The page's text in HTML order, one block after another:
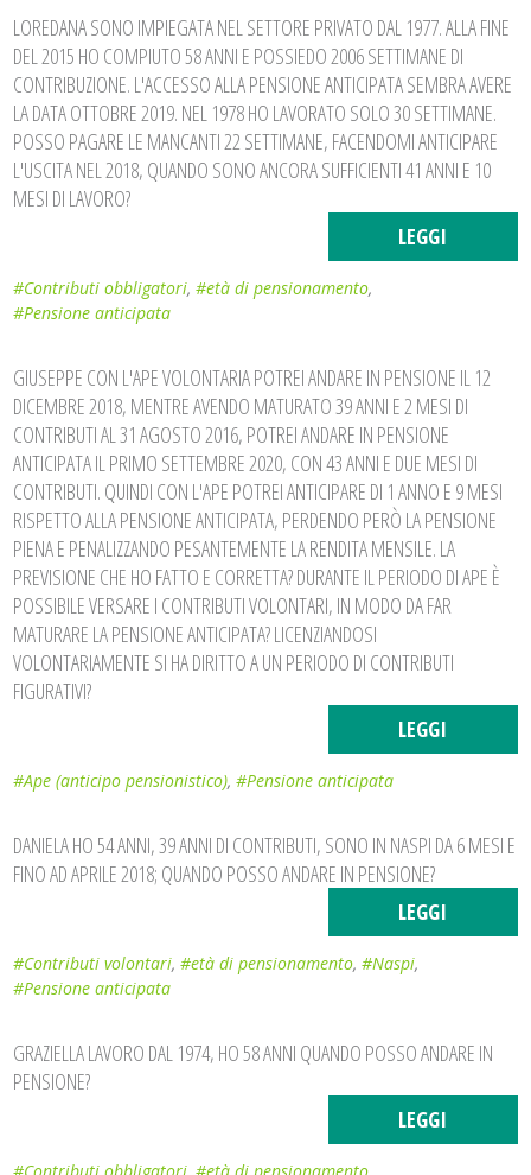
LOREDANA SONO IMPIEGATA NEL SETTORE PRIVATO DAL 1977. ALLA FINE
DEL 2015 HO COMPIUTO 58 ANNI E POSSIEDO 2006 SETTIMANE DI
CONTRIBUZIONE. L'ACCESSO ALLA PENSIONE ANTICIPATA SEMBRA AVERE
LA DATA OTTOBRE 2019. NEL 1978 HO LAVORATO SOLO 30 SETTIMANE.
POSSO PAGARE LE MANCANTI 22 SETTIMANE, FACENDOMI ANTICIPARE
L'USCITA NEL 2018, QUANDO SONO ANCORA SUFFICIENTI 41 ANNI E 10
MESI DI LAVORO?
LEGGI
#Contributi obbligatori,#età di pensionamento,
#Pensione anticipata
GIUSEPPE CON L'APE VOLONTARIA POTREI ANDARE IN PENSIONE IL 12
DICEMBRE 2018, MENTRE AVENDO MATURATO 39 ANNI E 2 MESI DI
CONTRIBUTI AL 31 AGOSTO 2016, POTREI ANDARE IN PENSIONE
ANTICIPATA IL PRIMO SETTEMBRE 2020, CON 43 ANNI E DUE MESI DI
CONTRIBUTI. QUINDI CON L'APE POTREI ANTICIPARE DI 1 ANNO E 9 MESI
RISPETTO ALLA PENSIONE ANTICIPATA, PERDENDO PERÒ LA PENSIONE
PIENA E PENALIZZANDO PESANTEMENTE LA RENDITA MENSILE. LA
PREVISIONE CHE HO FATTO E CORRETTA? DURANTE IL PERIODO DI APE È
POSSIBILE VERSARE I CONTRIBUTI VOLONTARI, IN MODO DA FAR
MATURARE LA PENSIONE ANTICIPATA? LICENZIANDOSI
VOLONTARIAMENTE SI HA DIRITTO A UN PERIODO DI CONTRIBUTI
FIGURATIVI?
LEGGI
#Ape (anticipo pensionistico),#Pensione anticipata
DANIELA HO 54 ANNI, 39 ANNI DI CONTRIBUTI, SONO IN NASPI DA 6 MESI E
FINO AD APRILE 2018; QUANDO POSSO ANDARE IN PENSIONE?
LEGGI
#Contributi volontari,#età di pensionamento,#Naspi,
#Pensione anticipata
GRAZIELLA LAVORO DAL 1974, HO 58 ANNI QUANDO POSSO ANDARE IN
PENSIONE?
LEGGI